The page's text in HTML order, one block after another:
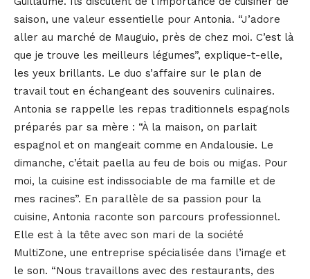
saison, une valeur essentielle pour Antonia. “J’adore
aller au marché de Mauguio, près de chez moi. C’est là
que je trouve les meilleurs légumes”, explique-t-elle,
les yeux brillants. Le duo s’affaire sur le plan de
travail tout en échangeant des souvenirs culinaires.
Antonia se rappelle les repas traditionnels espagnols
préparés par sa mère : “À la maison, on parlait
espagnol et on mangeait comme en Andalousie. Le
dimanche, c’était paella au feu de bois ou migas. Pour
moi, la cuisine est indissociable de ma famille et de
mes racines”. En parallèle de sa passion pour la
cuisine, Antonia raconte son parcours professionnel.
Elle est à la tête avec son mari de la société
MultiZone, une entreprise spécialisée dans l’image et
le son. “Nous travaillons avec des restaurants, des